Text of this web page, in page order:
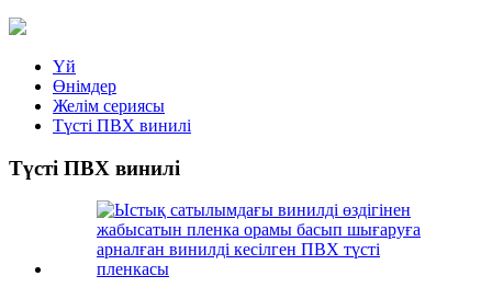
Үй
Өнімдер
Желім сериясы
Түсті ПВХ винилі
Түсті ПВХ винилі